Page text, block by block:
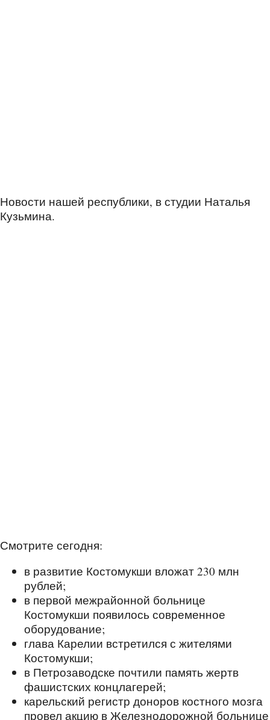
Новости нашей республики, в студии Наталья
Кузьмина.
Смотрите сегодня:
в развитие Костомукши вложат 230 млн
рублей;
в первой межрайонной больнице
Костомукши появилось современное
оборудование;
глава Карелии встретился с жителями
Костомукши;
в Петрозаводске почтили память жертв
фашистских концлагерей;
карельский регистр доноров костного мозга
провел акцию в Железнодорожной больнице